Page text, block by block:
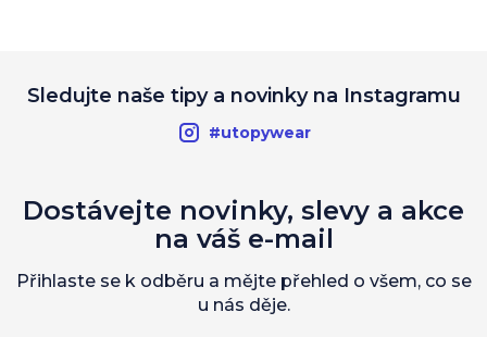
Sledujte naše tipy a novinky na Instagramu
#utopywear
Dostávejte novinky, slevy a akce
na váš e-mail
Přihlaste se k odběru a mějte přehled o všem, co se
u nás děje.